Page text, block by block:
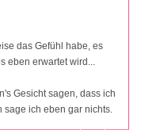
das Gefühl habe, es
eben erwartet wird...
Gesicht sagen, dass ich
sage ich eben gar nichts.